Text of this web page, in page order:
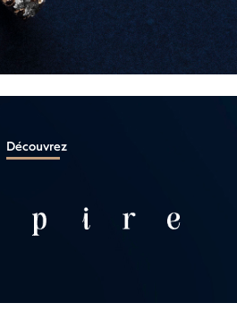
Découvrez